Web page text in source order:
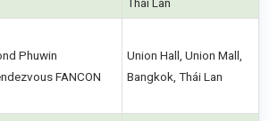
Thái Lan
Phuwin
FANCON
Union Hall, Union Mall,
Bangkok, Thái Lan